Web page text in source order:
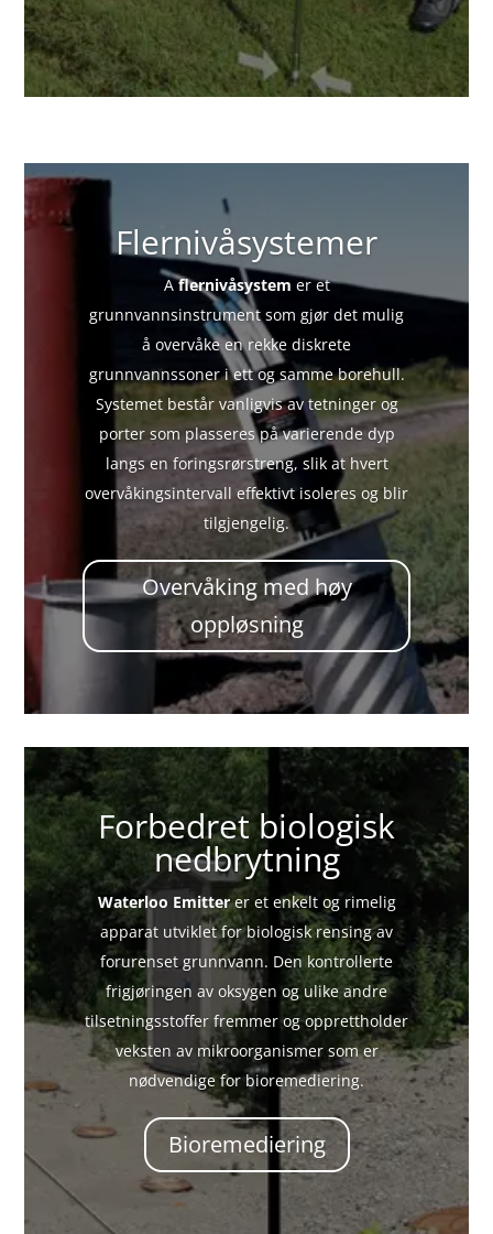
Flernivåsystemer
Aflernivåsystem er et
grunnvannsinstrument som gjør det mulig
å overvåke en rekke diskrete
grunnvannssoner i ett og samme borehull.
Systemet består vanligvis av tetninger og
porter som plasseres på varierende dyp
langs en foringsrørstreng, slik at hvert
overvåkingsintervall effektivt isoleres og blir
tilgjengelig.
Overvåking med høy
oppløsning
Forbedret biologisk
nedbrytning
Waterloo Emitterer et enkelt og rimelig
apparat utviklet for biologisk rensing av
forurenset grunnvann. Den kontrollerte
frigjøringen av oksygen og ulike andre
tilsetningsstoffer fremmer og opprettholder
veksten av mikroorganismer som er
nødvendige for bioremediering.
Bioremediering